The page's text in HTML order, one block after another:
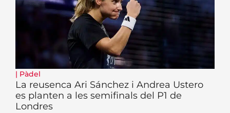
| Pàdel
La reusenca Ari Sánchez i Andrea Ustero
es planten a les semifinals del P1 de
Londres